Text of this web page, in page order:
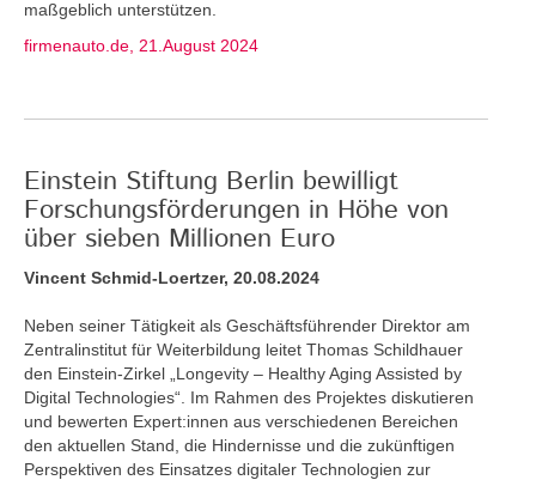
maßgeblich unterstützen.
firmenauto.de, 21.August 2024
Einstein Stiftung Berlin bewilligt
Forschungsförderungen in Höhe von
über sieben Millionen Euro
Vincent Schmid-Loertzer, 20.08.2024
Neben seiner Tätigkeit als Geschäftsführender Direktor am
Zentralinstitut für Weiterbildung leitet Thomas Schildhauer
den Einstein-Zirkel „Longevity – Healthy Aging Assisted by
Digital Technologies“. Im Rahmen des Projektes diskutieren
und bewerten Expert:innen aus verschiedenen Bereichen
den aktuellen Stand, die Hindernisse und die zukünftigen
Perspektiven des Einsatzes digitaler Technologien zur